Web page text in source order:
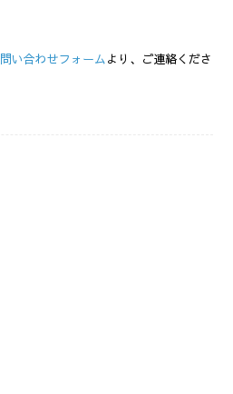
問い合わせフォームより、ご連絡くださ